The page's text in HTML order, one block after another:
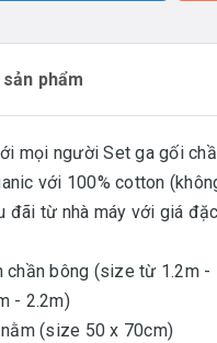
phẩm
mọi người Set ga gối
với 100% cotton
đãi từ nhà máy với giá
chần bông (size từ 1.2m -
- 2.2m)
(size 50 x 70cm)